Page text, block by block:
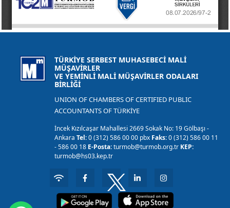
TÜRKİYE SERBEST MUHASEBECİ MALİ
MÜŞAVİRLER
VE YEMİNLİ MALİ MÜŞAVİRLER ODALARI
BİRLİĞİ
UNION OF CHAMBERS OF CERTIFIED PUBLIC
ACCOUNTANTS OF TÜRKİYE
İncek Kızılcaşar Mahallesi 2669 Sokak No: 19 Gölbaşı -
AnkaraTel:0 (312) 586 00 00 pbx Faks:0 (312) 586 00 11
- 586 00 18 E-Posta:turmob@turmob.org.tr KEP:
turmob@hs03.kep.tr